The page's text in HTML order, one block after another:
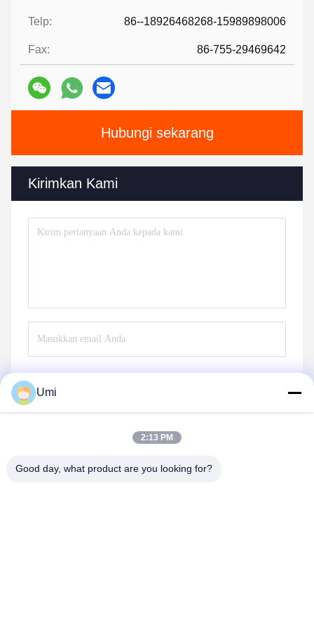
Telp: 86--18926468268-15989898006
Fax: 86-755-29469642
Hubungi sekarang
Kirimkan Kami
Umi
2:13 PM
Good day, what product are you looking for?